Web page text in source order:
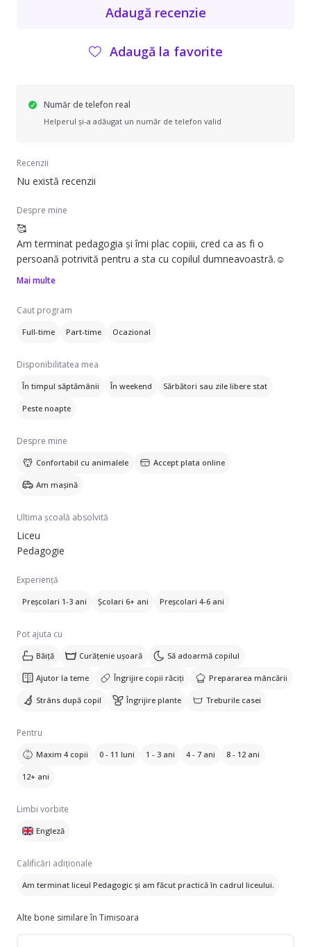
Adaugă recenzie
Adaugă la favorite
Număr de telefon real
Helperul și-a adăugat un număr de telefon valid
Recenzii
Nu există recenzii
Despre mine
🥰
Am terminat pedagogia și îmi plac copiii, cred ca as fi o
persoană potrivită pentru a sta cu copilul dumneavoastră.☺️
Mai multe
Caut program
Full-time Part-time Ocazional
Disponibilitatea mea
În timpul săptămânii În weekend Sărbători sau zile libere stat
Peste noapte
Despre mine
Confortabil cu animalele Accept plata online
Am mașină
Ultima școală absolvită
Liceu
Pedagogie
Experiență
Preșcolari 1-3 ani Școlari 6+ ani Preșcolari 4-6 ani
Pot ajuta cu
Băiță Curățenie ușoară Să adoarmă copilul
Ajutor la teme Îngrijire copii răciți Prepararea mâncării
Strâns după copil Îngrijire plante Treburile casei
Pentru
Maxim 4 copii 0 - 11 luni 1 - 3 ani 4 - 7 ani 8 - 12 ani
12+ ani
Limbi vorbite
Engleză
Calificări adiționale
Am terminat liceul Pedagogic și am făcut practică în cadrul liceului.
Alte bone similare în Timisoara